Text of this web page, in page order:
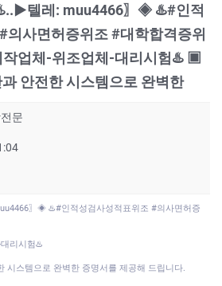
텔레: muu4466〗◈ ♨️#인적
의사면허증위조 #대학합격증위
업체-위조업체-대리시험♨️ ▣
안전한 시스템으로 완벽한
문
〗◈ ♨️#인적성검사성적표위조 #의사면허증
리시험♨️
시스템으로 완벽한 증명서를 제공해 드립니다.